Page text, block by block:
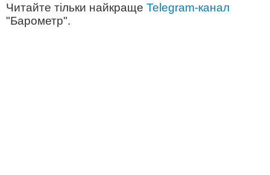
Читайте тільки найкраще Telegram-канал
"Барометр".